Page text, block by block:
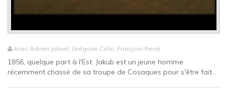
Avec Adrien Jolivet, Grégoire Colin, François-René
1856, quelque part à l'Est. Jakub est un jeune homme
récemment chassé de sa troupe de Cosaques pour s'être fait...